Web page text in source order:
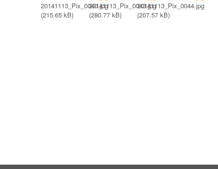
20141113_Pix_0040.jpg
(215.65 kB)
20141113_Pix_0043.jpg
(280.77 kB)
20141113_Pix_0044.jpg
(207.57 kB)